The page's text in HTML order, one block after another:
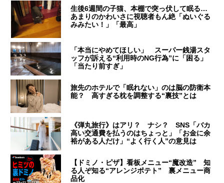
生後6週間の子猫、本棚で突っ伏して眠る…
あまりのかわいさに視聴者もん絶「ぬいぐる
みみたい！」「最高」
「本当にやめてほしい」 スーパー銭湯スタ
ッフが訴える“利用時のNG行為”に「困る」
「当たり前すぎ」
旅先のホテルで「眠れない」のは脳の防衛本
能？ 高すぎる枕を調整する“裏技”とは
《弾丸旅行》はアリ？ ナシ？ SNS「バカ
高い交通費を払うのはちょっと」「お金に余
裕がある人だけ」“よく行く人”の意見は
【ドミノ・ピザ】看板メニュー“魔改造” 知
る人ぞ知る“アレンジポテト” 裏メニュー商
品化